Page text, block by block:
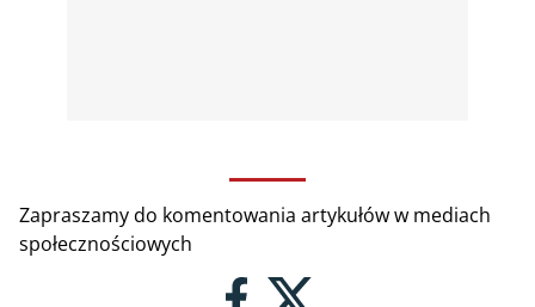
Zapraszamy do komentowania artykułów w mediach
społecznościowych